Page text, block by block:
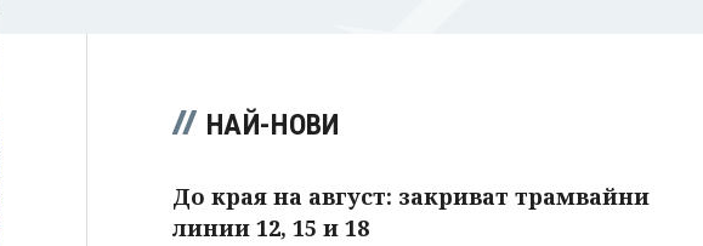
НАЙ-НОВИ
До края на август: закриват трамвайни
линии 12, 15 и 18